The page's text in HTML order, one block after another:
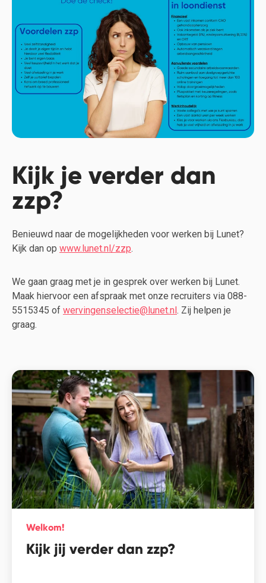
Kijk je verder dan
zzp?
Benieuwd naar de mogelijkheden voor werken bij Lunet?
Kijk dan op www.lunet.nl/zzp.
We gaan graag met je in gesprek over werken bij Lunet.
Maak hiervoor een afspraak met onze recruiters via 088-
5515345 of wervingenselectie@lunet.nl. Zij helpen je
graag.
Welkom!
Kijk jij verder dan zzp?